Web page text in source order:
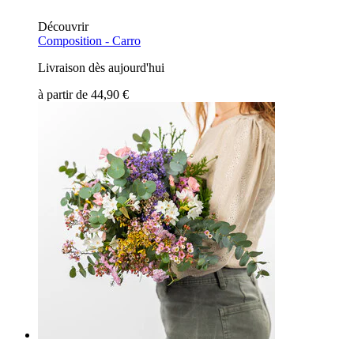
Découvrir
Composition - Carro
Livraison dès aujourd'hui
à partir de 44,90 €